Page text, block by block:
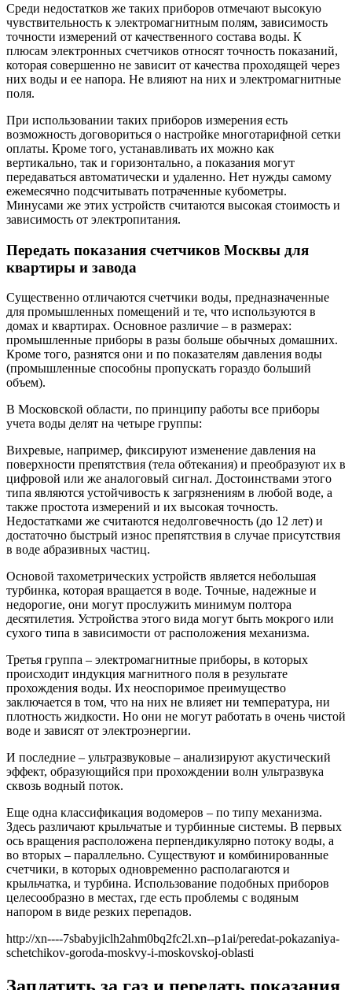
Среди недостатков же таких приборов отмечают высокую
чувствительность к электромагнитным полям, зависимость
точности измерений от качественного состава воды. К
плюсам электронных счетчиков относят точность показаний,
которая совершенно не зависит от качества проходящей через
них воды и ее напора. Не влияют на них и электромагнитные
поля.
При использовании таких приборов измерения есть
возможность договориться о настройке многотарифной сетки
оплаты. Кроме того, устанавливать их можно как
вертикально, так и горизонтально, а показания могут
передаваться автоматически и удаленно. Нет нужды самому
ежемесячно подсчитывать потраченные кубометры.
Минусами же этих устройств считаются высокая стоимость и
зависимость от электропитания.
Передать показания счетчиков Москвы для
квартиры и завода
Существенно отличаются счетчики воды, предназначенные
для промышленных помещений и те, что используются в
домах и квартирах. Основное различие – в размерах:
промышленные приборы в разы больше обычных домашних.
Кроме того, разнятся они и по показателям давления воды
(промышленные способны пропускать гораздо больший
объем).
В Московской области, по принципу работы все приборы
учета воды делят на четыре группы:
Вихревые, например, фиксируют изменение давления на
поверхности препятствия (тела обтекания) и преобразуют их в
цифровой или же аналоговый сигнал. Достоинствами этого
типа являются устойчивость к загрязнениям в любой воде, а
также простота измерений и их высокая точность.
Недостатками же считаются недолговечность (до 12 лет) и
достаточно быстрый износ препятствия в случае присутствия
в воде абразивных частиц.
Основой тахометрических устройств является небольшая
турбинка, которая вращается в воде. Точные, надежные и
недорогие, они могут прослужить минимум полтора
десятилетия. Устройства этого вида могут быть мокрого или
сухого типа в зависимости от расположения механизма.
Третья группа – электромагнитные приборы, в которых
происходит индукция магнитного поля в результате
прохождения воды. Их неоспоримое преимущество
заключается в том, что на них не влияет ни температура, ни
плотность жидкости. Но они не могут работать в очень чистой
воде и зависят от электроэнергии.
И последние – ультразвуковые – анализируют акустический
эффект, образующийся при прохождении волн ультразвука
сквозь водный поток.
Еще одна классификация водомеров – по типу механизма.
Здесь различают крыльчатые и турбинные системы. В первых
ось вращения расположена перпендикулярно потоку воды, а
во вторых – параллельно. Существуют и комбинированные
счетчики, в которых одновременно располагаются и
крыльчатка, и турбина. Использование подобных приборов
целесообразно в местах, где есть проблемы с водяным
напором в виде резких перепадов.
http://xn----7sbabyjiclh2ahm0bq2fc2l.xn--p1ai/peredat-pokazaniya-
schetchikov-goroda-moskvy-i-moskovskoj-oblasti